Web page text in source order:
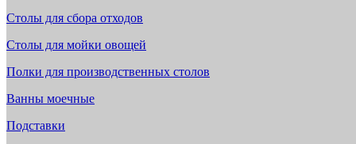
Столы для сбора отходов
Столы для мойки овощей
Полки для производственных столов
Ванны моечные
Подставки